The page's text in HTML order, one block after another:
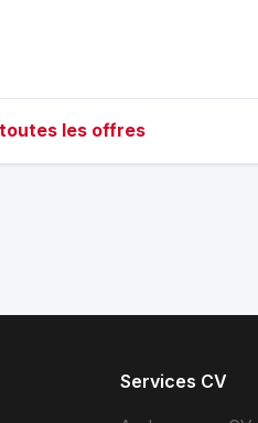
les offres
Services CV